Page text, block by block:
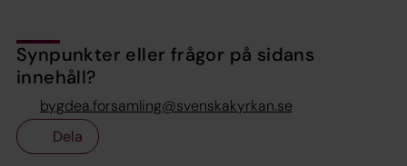
Synpunkter eller frågor på sidans
innehåll?
bygdea.forsamling@svenskakyrkan.se
Dela